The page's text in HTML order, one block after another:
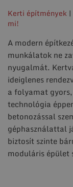
Kerti építmények |
mi!
A modern
munkálatok ne
nyugalmát.
ideiglenes
a folyamat
technológia
betonozással
géphasználattal
biztosít szinte
moduláris épület